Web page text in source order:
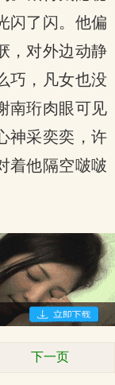
闪了闪。他偏
，对外边动静
巧，凡女也没
南珩肉眼可见
神采奕奕，许
着他隔空啵啵
下一页